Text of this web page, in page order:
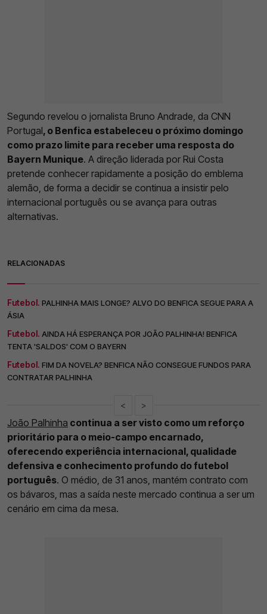
Segundo revelou o jornalista Bruno Andrade, da CNN
Portugal, o Benfica estabeleceu o próximo domingo
como prazo limite para receber uma resposta do
Bayern Munique. A direção liderada por Rui Costa
pretende conhecer rapidamente a posição do emblema
alemão, de forma a decidir se continua a insistir pelo
internacional português ou se avança para outras
alternativas.
RELACIONADAS
Futebol. PALHINHA MAIS LONGE? ALVO DO BENFICA SEGUE PARA A
ÁSIA
Futebol. AINDA HÁ ESPERANÇA POR JOÃO PALHINHA! BENFICA
TENTA 'SALDOS' COM O BAYERN
Futebol. FIM DA NOVELA? BENFICA NÃO CONSEGUE FUNDOS PARA
CONTRATAR PALHINHA
< >
João Palhinha continua a ser visto como um reforço
prioritário para o meio-campo encarnado,
oferecendo experiência internacional, qualidade
defensiva e conhecimento profundo do futebol
português. O médio, de 31 anos, mantém contrato com
os bávaros, mas a saída neste mercado continua a ser um
cenário em cima da mesa.